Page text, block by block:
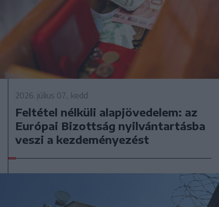
2026. július 07., kedd
Feltétel nélküli alapjövedelem: az
Európai Bizottság nyilvántartásba
veszi a kezdeményezést